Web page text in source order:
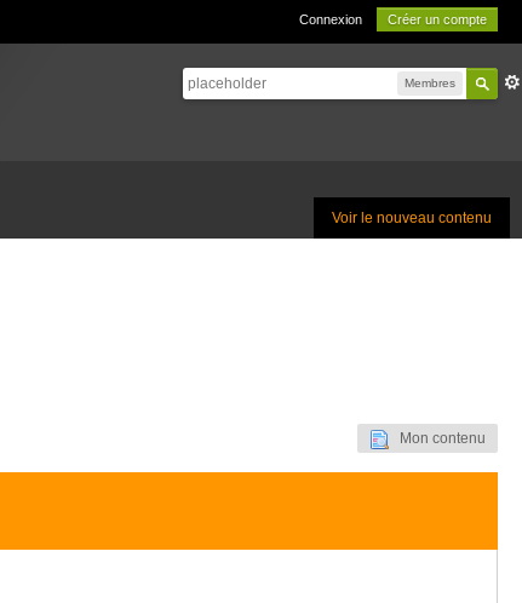
Connexion Créer un compte
Membres
Voir le nouveau contenu
Mon contenu